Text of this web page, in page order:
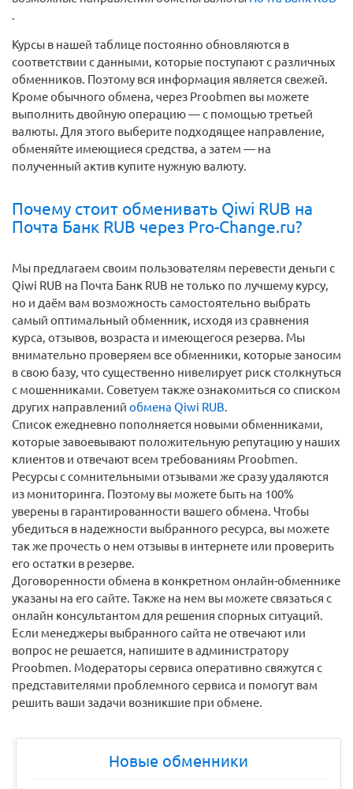
.
Курсы в нашей таблице постоянно обновляются в
соответствии с данными, которые поступают с различных
обменников. Поэтому вся информация является свежей.
Кроме обычного обмена, через Proobmen вы можете
выполнить двойную операцию — с помощью третьей
валюты. Для этого выберите подходящее направление,
обменяйте имеющиеся средства, а затем — на
полученный актив купите нужную валюту.
Почему стоит обменивать Qiwi RUB на
Почта Банк RUB через Pro-Change.ru?
Мы предлагаем своим пользователям перевести деньги c
Qiwi RUB на Почта Банк RUB не только по лучшему курсу,
но и даём вам возможность самостоятельно выбрать
самый оптимальный обменник, исходя из сравнения
курса, отзывов, возраста и имеющегося резерва. Мы
внимательно проверяем все обменники, которые заносим
в свою базу, что существенно нивелирует риск столкнуться
с мошенниками. Советуем также ознакомиться со списком
других направлений обмена Qiwi RUB.
Список ежедневно пополняется новыми обменниками,
которые завоевывают положительную репутацию у наших
клиентов и отвечают всем требованиям Proobmen.
Ресурсы с сомнительными отзывами же сразу удаляются
из мониторинга. Поэтому вы можете быть на 100%
уверены в гарантированности вашего обмена. Чтобы
убедиться в надежности выбранного ресурса, вы можете
так же прочесть о нем отзывы в интернете или проверить
его остатки в резерве.
Договоренности обмена в конкретном онлайн-обменнике
указаны на его сайте. Также на нем вы можете связаться с
онлайн консультантом для решения спорных ситуаций.
Если менеджеры выбранного сайта не отвечают или
вопрос не решается, напишите в администратору
Proobmen. Модераторы сервиса оперативно свяжутся с
представителями проблемного сервиса и помогут вам
решить ваши задачи возникшие при обмене.
Новые обменники